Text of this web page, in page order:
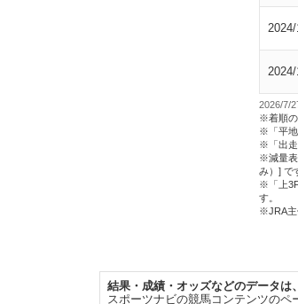
2026/7/
※着順
※「平地
※「出走
※減量
み）] で
※「上
す。
※JRA主
結果・成績・オッズなどのデータは
スポーツナビの競馬コンテンツの